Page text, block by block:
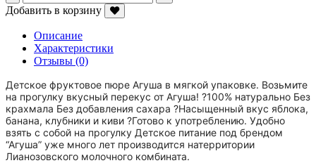
Добавить в корзину
Описание
Характеристики
Отзывы (0)
Детское фруктовое пюре Агуша в мягкой упаковке. Возьмите
на прогулку вкусный перекус от Агуша! ?100% натурально Без
крахмала Без добавления сахара ?Насыщенный вкус яблока,
банана, клубники и киви ?Готово к употреблению. Удобно
взять с собой на прогулку Детское питание под брендом
“Агуша” уже много лет производится натерритории
Лианозовского молочного комбината.